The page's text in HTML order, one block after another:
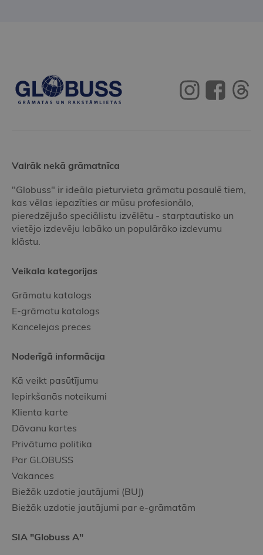
Vairāk nekā grāmatnīca
"Globuss" ir ideāla pieturvieta grāmatu pasaulē tiem,
kas vēlas iepazīties ar mūsu profesionālo,
pieredzējušo speciālistu izvēlētu - starptautisko un
vietējo izdevēju labāko un populārāko izdevumu
klāstu.
Veikala kategorijas
Grāmatu katalogs
E-grāmatu katalogs
Kancelejas preces
Noderīgā informācija
Kā veikt pasūtījumu
Iepirkšanās noteikumi
Klienta karte
Dāvanu kartes
Privātuma politika
Par GLOBUSS
Vakances
Biežāk uzdotie jautājumi (BUJ)
Biežāk uzdotie jautājumi par e-grāmatām
SIA "Globuss A"